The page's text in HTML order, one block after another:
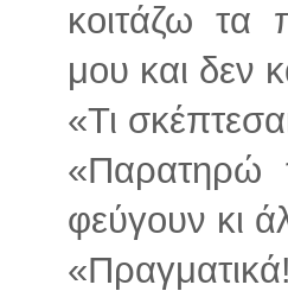
κοιτάζω τα
μου και δεν
«Τι
«Παρατηρώ
φεύγουν κι